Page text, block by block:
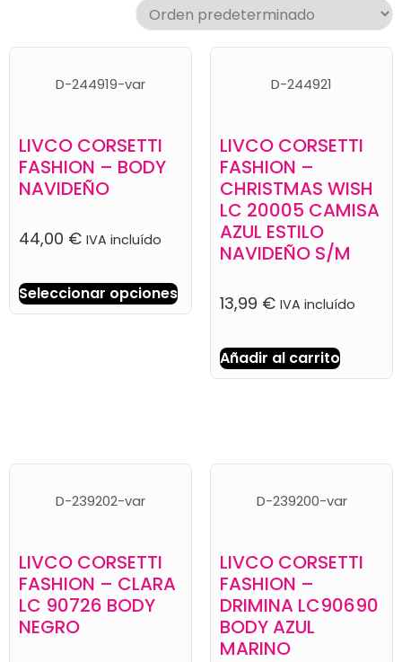
D-244919-var
LIVCO CORSETTI
FASHION – BODY
NAVIDEÑO
44,00 € IVA incluído
Seleccionar opciones
D-244921
LIVCO CORSETTI
FASHION –
CHRISTMAS WISH
LC 20005 CAMISA
AZUL ESTILO
NAVIDEÑO S/M
13,99 € IVA incluído
Añadir al carrito
D-239202-var
LIVCO CORSETTI
FASHION – CLARA
LC 90726 BODY
NEGRO
D-239200-var
LIVCO CORSETTI
FASHION –
DRIMINA LC90690
BODY AZUL
MARINO